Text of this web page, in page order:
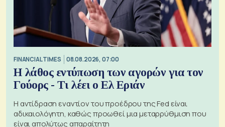
FINANCIAL TIMES 08.08.2026, 07:00
Η λάθος εντύπωση των αγορών για τον
Γούορς - Τι λέει ο Ελ Εριάν
Η αντίδραση εναντίον του προέδρου της Fed είναι
αδικαιολόγητη, καθώς προωθεί μια μεταρρύθμιση που
είναι απολύτως απαραίτητη